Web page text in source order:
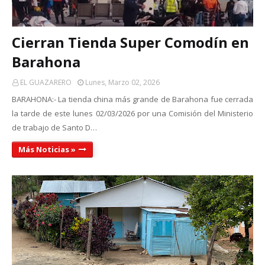
Cierran Tienda Super Comodín en
Barahona
EL GUAZARERO Lunes, Marzo 02, 2026
BARAHONA:- La tienda china más grande de Barahona fue cerrada
la tarde de este lunes 02/03/2026 por una Comisión del Ministerio
de trabajo de Santo D…
Más Noticias »